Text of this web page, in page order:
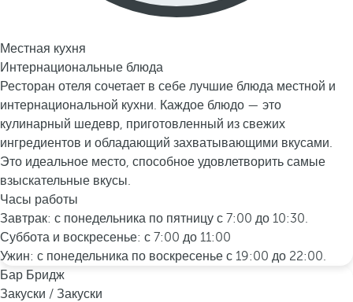
Местная кухня
Интернациональные блюда
Ресторан отеля сочетает в себе лучшие блюда местной и
интернациональной кухни. Каждое блюдо — это
кулинарный шедевр, приготовленный из свежих
ингредиентов и обладающий захватывающими вкусами.
Это идеальное место, способное удовлетворить самые
взыскательные вкусы.
Часы работы
Завтрак: с понедельника по пятницу с 7:00 до 10:30.
Суббота и воскресенье: с 7:00 до 11:00
Ужин: с понедельника по воскресенье с 19:00 до 22:00.
Бар Бридж
Закуски / Закуски